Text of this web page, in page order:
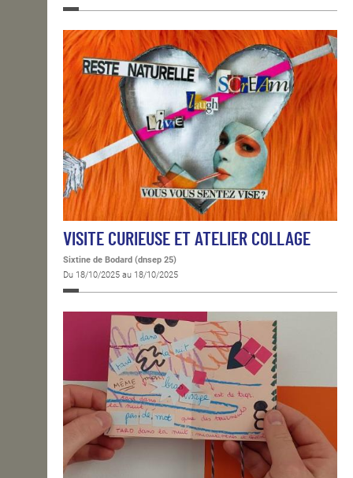
VISITE CURIEUSE ET ATELIER COLLAGE
Sixtine de Bodard (dnsep 25)
Du 18/10/2025 au 18/10/2025